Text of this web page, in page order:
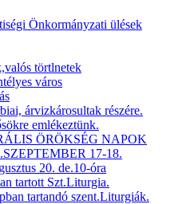
Önkormányzati ülések
törtlnetek
város
árvizkárosultak részére.
emlékeztünk.
ÖRÖKSÉG NAPOK
17-18.
20. de.10-óra
tartott Szt.Liturgia.
tartandó szent.Liturgiák.